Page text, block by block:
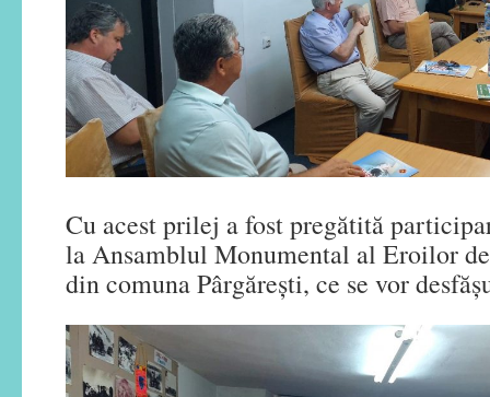
Cu acest prilej a fost pregătită
la Ansamblul Monumental al Eroilor
din comuna Pârgărești, ce se vor